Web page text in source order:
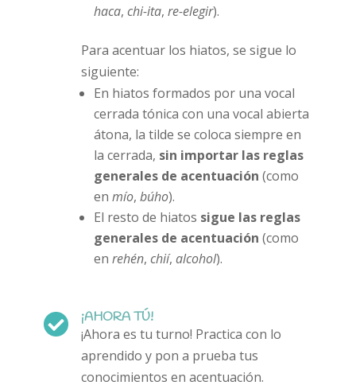
haca, chi-ita, re-elegir).
Para acentuar los hiatos, se sigue lo
siguiente:
En hiatos formados por una vocal
cerrada tónica con una vocal abierta
átona, la tilde se coloca siempre en
la cerrada, sin importar las reglas
generales de acentuación (como
en mío, búho).
El resto de hiatos sigue las reglas
generales de acentuación (como
en rehén, chií, alcohol).
 ¡AHORA TÚ!
¡Ahora es tu turno! Practica con lo
aprendido y pon a prueba tus
conocimientos en acentuación.